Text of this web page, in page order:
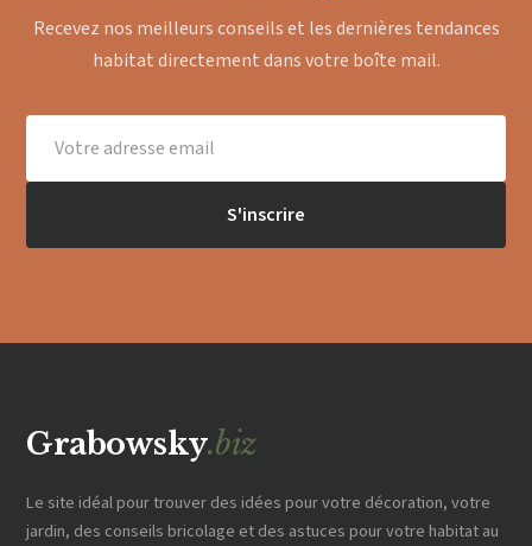
Recevez nos meilleurs conseils et les dernières tendances
habitat directement dans votre boîte mail.
S'inscrire
Grabowsky.biz
Le site idéal pour trouver des idées pour votre décoration, votre
jardin, des conseils bricolage et des astuces pour votre habitat au